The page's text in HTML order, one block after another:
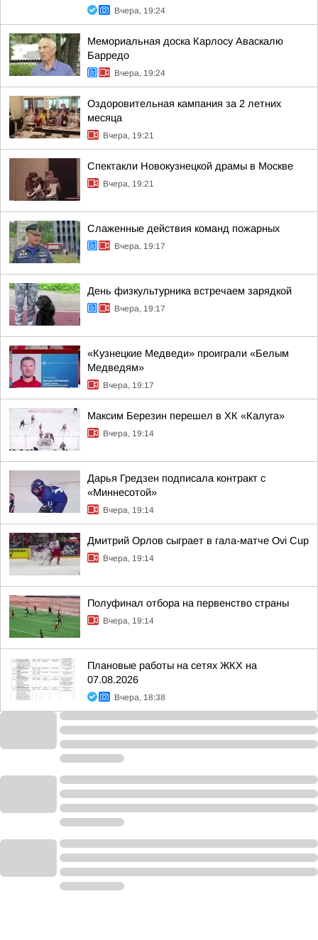
Вчера, 19:24
Мемориальная доска Карлосу Аваскалю
Барредо
Вчера, 19:24
Оздоровительная кампания за 2 летних
месяца
Вчера, 19:21
Спектакли Новокузнецкой драмы в Москве
Вчера, 19:21
Слаженные действия команд пожарных
Вчера, 19:17
День физкультурника встречаем зарядкой
Вчера, 19:17
«Кузнецкие Медведи» проиграли «Белым
Медведям»
Вчера, 19:17
Максим Березин перешел в ХК «Калуга»
Вчера, 19:14
Дарья Гредзен подписала контракт с
«Миннесотой»
Вчера, 19:14
Дмитрий Орлов сыграет в гала-матче Ovi Cup
Вчера, 19:14
Полуфинал отбора на первенство страны
Вчера, 19:14
Плановые работы на сетях ЖКХ на
07.08.2026
Вчера, 18:38